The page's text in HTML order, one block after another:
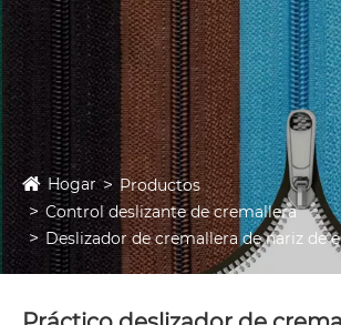
Hogar
Productos
Control deslizante de cremallera
Deslizador de cremallera de nariz de